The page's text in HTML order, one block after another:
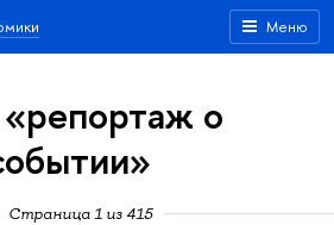
Меню
о
Страница 1 из 415